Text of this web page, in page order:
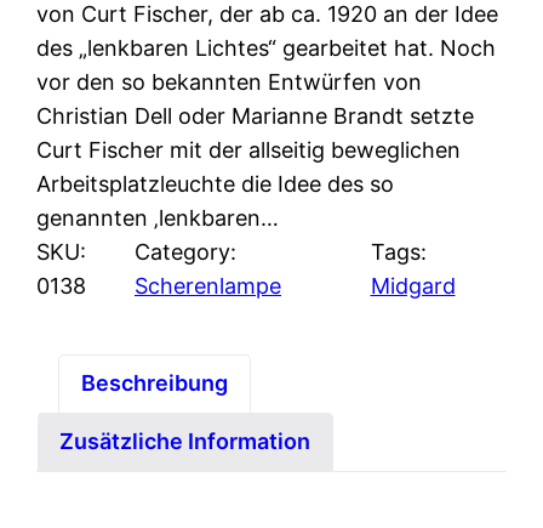
von Curt Fischer, der ab ca. 1920 an der Idee
des „lenkbaren Lichtes“ gearbeitet hat. Noch
vor den so bekannten Entwürfen von
Christian Dell oder Marianne Brandt setzte
Curt Fischer mit der allseitig beweglichen
Arbeitsplatzleuchte die Idee des so
genannten ‚lenkbaren…
SKU:
0138
Category:
Scherenlampe
Tags:
Midgard
Beschreibung
Zusätzliche Information